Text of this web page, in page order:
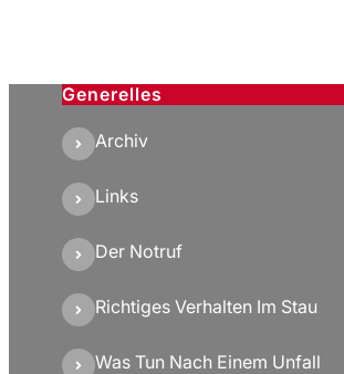
Generelles
Archiv
Links
Der Notruf
Richtiges Verhalten Im Stau
Was Tun Nach Einem Unfall